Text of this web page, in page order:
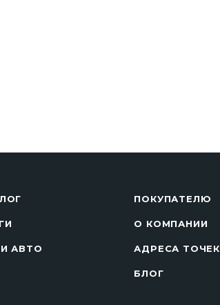
АВТО
ПОКУПАТЕЛЮ
О КОМПАНИИ
АДРЕСА ТОЧЕК
БЛОГ